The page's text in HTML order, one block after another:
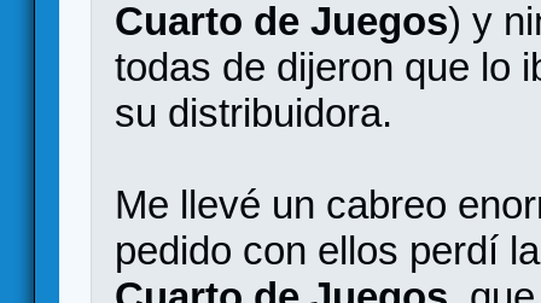
Cuarto de Juegos) y
todas de dijeron que lo
su distribuidora.
Me llevé un cabreo
pedido con ellos perdí